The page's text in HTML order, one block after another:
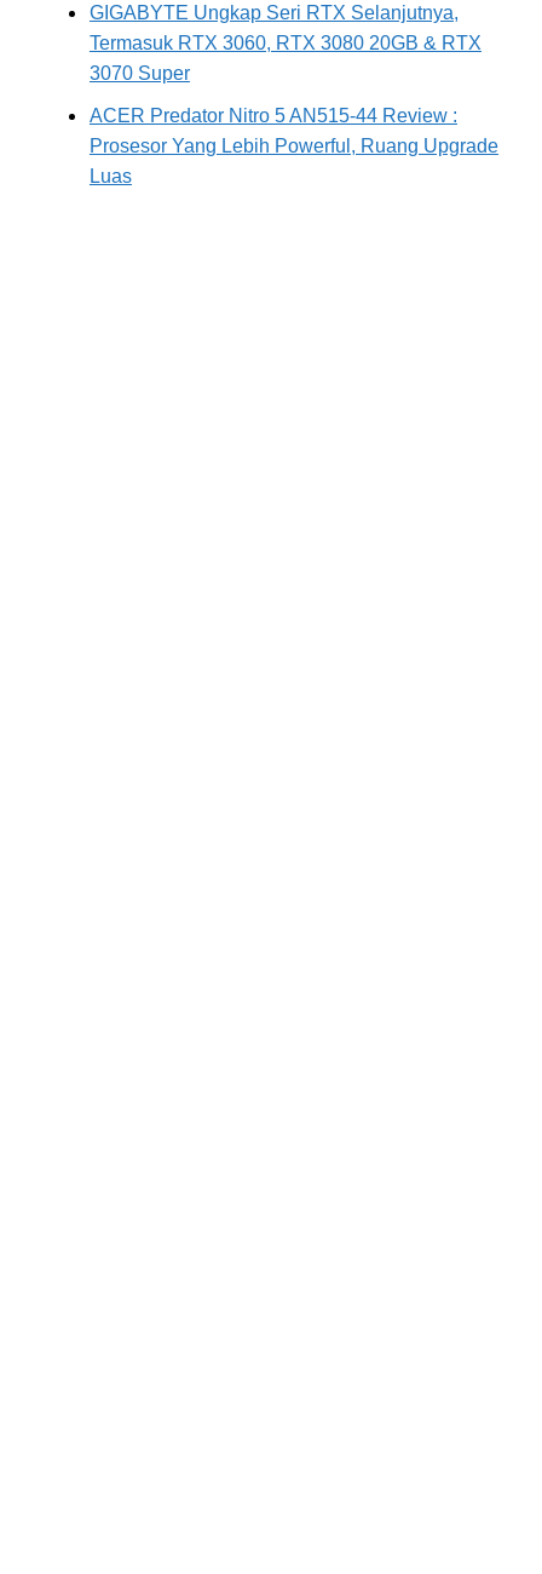
GIGABYTE Ungkap Seri RTX Selanjutnya,
Termasuk RTX 3060, RTX 3080 20GB & RTX
3070 Super
ACER Predator Nitro 5 AN515-44 Review :
Prosesor Yang Lebih Powerful, Ruang Upgrade
Luas